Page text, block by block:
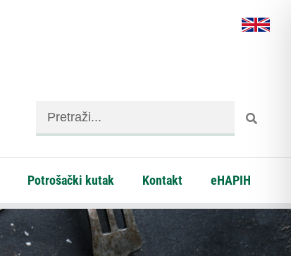
Potrošački kutak Kontakt eHAPIH